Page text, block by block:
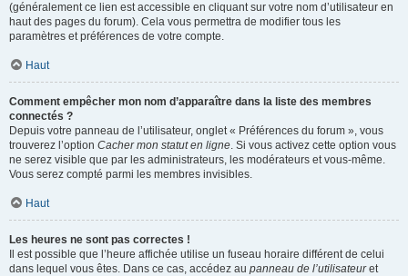
(généralement ce lien est accessible en cliquant sur votre nom d’utilisateur en
haut des pages du forum). Cela vous permettra de modifier tous les
paramètres et préférences de votre compte.
Haut
Comment empêcher mon nom d’apparaître dans la liste des membres
connectés ?
Depuis votre panneau de l’utilisateur, onglet « Préférences du forum », vous
trouverez l’option Cacher mon statut en ligne. Si vous activez cette option vous
ne serez visible que par les administrateurs, les modérateurs et vous-même.
Vous serez compté parmi les membres invisibles.
Haut
Les heures ne sont pas correctes !
Il est possible que l’heure affichée utilise un fuseau horaire différent de celui
dans lequel vous êtes. Dans ce cas, accédez au panneau de l’utilisateuret